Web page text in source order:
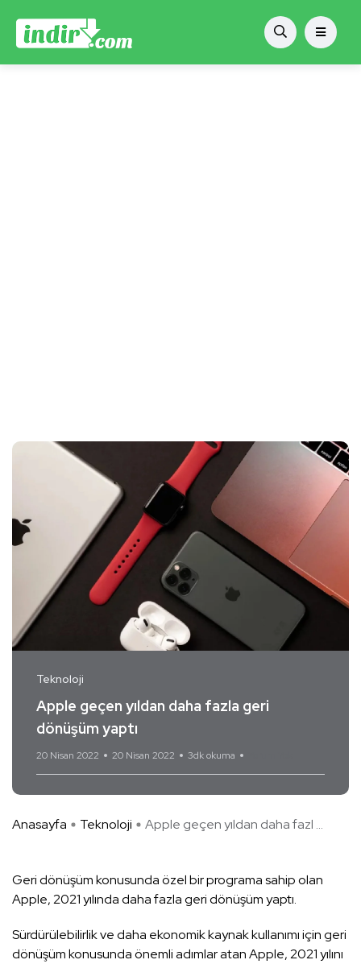
Teknoloji
Apple geçen yıldan daha fazla geri
dönüşüm yaptı
20 Nisan 2022 20 Nisan 2022 3dk okuma
Anasayfa Teknoloji Apple geçen yıldan daha fazl ...
Geri dönüşüm konusunda özel bir programa sahip olan
Apple, 2021 yılında daha fazla geri dönüşüm yaptı.
Sürdürülebilirlik ve daha ekonomik kaynak kullanımı için geri
dönüşüm konusunda önemli adımlar atan Apple, 2021 yılını